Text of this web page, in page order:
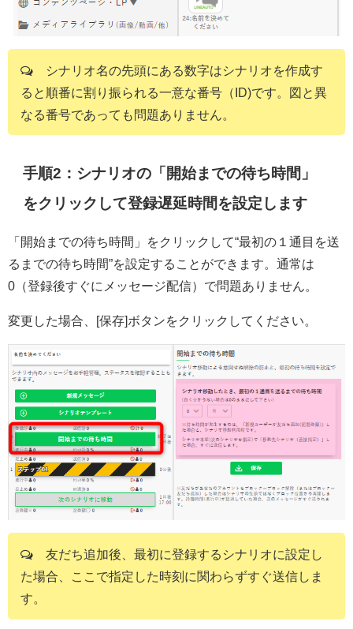
シナリオ名の先頭にある数字はシナリオを作成す
ると順番に割り振られる一意な番号（ID)です。図と異
なる番号であっても問題ありません。
手順2：シナリオの「開始までの待ち時間」
をクリックして登録遅延時間を設定します
「開始までの待ち時間」をクリックして“最初の１通目を送
るまでの待ち時間”を設定することができます。通常は
0（登録後すぐにメッセージ配信）で問題ありません。
変更した場合、[保存]ボタンをクリックしてください。
友だち追加後、最初に登録するシナリオに設定し
た場合、ここで指定した時刻に関わらずすぐ送信しま
す。